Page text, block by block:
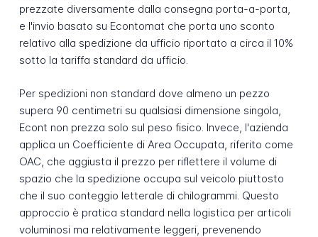
prezzate diversamente dalla consegna porta-a-porta,
e l'invio basato su Econtomat che porta uno sconto
relativo alla spedizione da ufficio riportato a circa il 10%
sotto la tariffa standard da ufficio.
Per spedizioni non standard dove almeno un pezzo
supera 90 centimetri su qualsiasi dimensione singola,
Econt non prezza solo sul peso fisico. Invece, l'azienda
applica un Coefficiente di Area Occupata, riferito come
OAC, che aggiusta il prezzo per riflettere il volume di
spazio che la spedizione occupa sul veicolo piuttosto
che il suo conteggio letterale di chilogrammi. Questo
approccio è pratica standard nella logistica per articoli
voluminosi ma relativamente leggeri, prevenendo